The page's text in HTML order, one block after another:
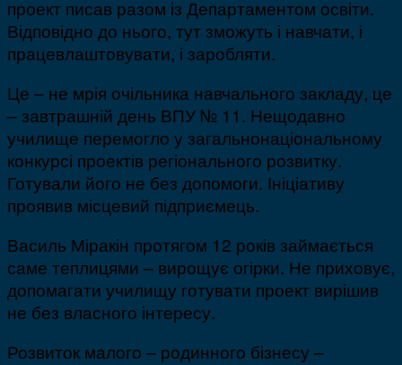
проект писав разом із Департаментом освіти.
Відповідно до нього, тут зможуть і навчати, і
працевлаштовувати, і заробляти.
Це – не мрія очільника навчального закладу, це
– завтрашній день ВПУ № 11. Нещодавно
училище перемогло у загальнонаціональному
конкурсі проектів регіонального розвитку.
Готували його не без допомоги. Ініціативу
проявив місцевий підприємець.
Василь Міракін протягом 12 років займається
саме теплицями – вирощує огірки. Не приховує,
допомагати училищу готувати проект вирішив
не без власного інтересу.
Розвиток малого – родинного бізнесу –